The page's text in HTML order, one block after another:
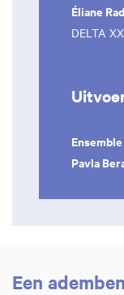
Éliane
DELTA
Pavla
Een